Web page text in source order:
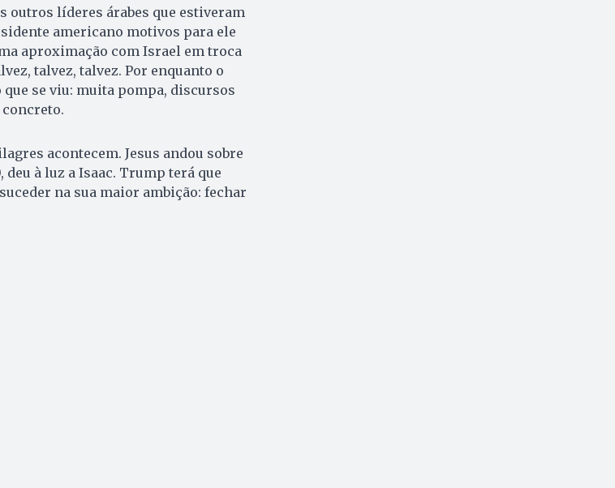
outros líderes árabes que es­tiveram
americano motivos para ele
aproximação com Israel em troca
talvez, talvez. Por enquanto o
que se viu: muita pompa, discursos
acontecem. Jesus andou sobre
deu à luz a Isaac. Trump terá que
na sua maior ambição: fechar